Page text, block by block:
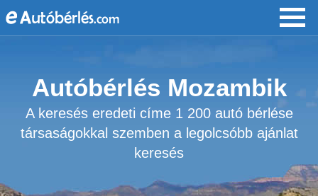
Autóbérlés Mozambik
A keresés eredeti címe 1 200 autó bérlése
társaságokkal szemben a legolcsóbb ajánlat
keresés